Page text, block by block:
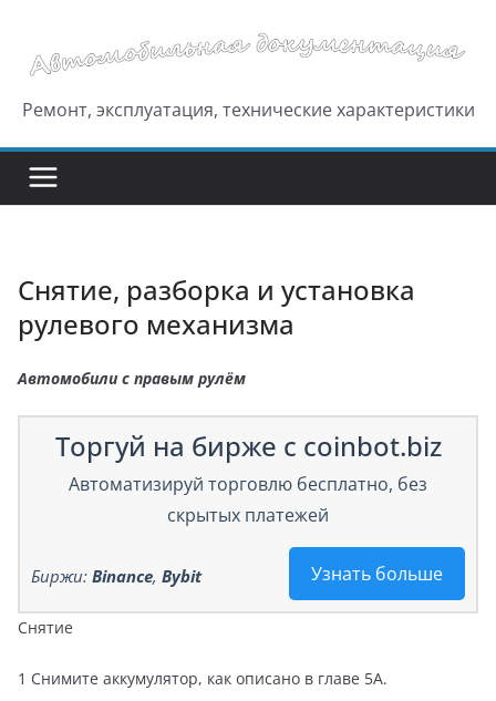
содержимому
Ремонт, эксплуатация, технические характеристики
Снятие, разборка и установка
рулевого механизма
Автомобили с правым рулём
Торгуй на бирже с coinbot.biz
Автоматизируй торговлю бесплатно, без
скрытых платежей
Узнать больше
Биржи: Binance, Bybit
Снятие
1 Снимите аккумулятор, как описано в главе 5А.